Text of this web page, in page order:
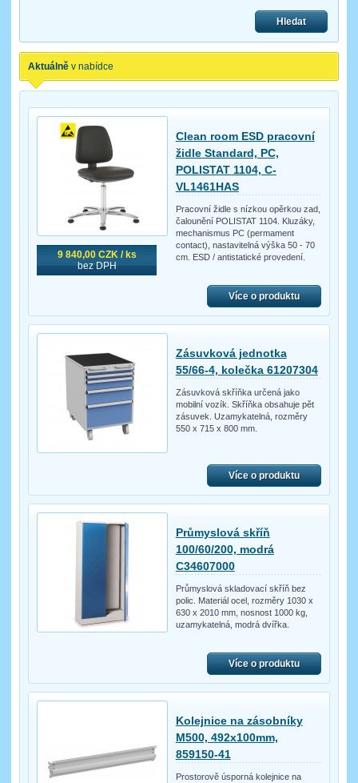
Hledat
Aktuálně v nabídce
9 840,00 CZK / ks
bez DPH
Clean room ESD pracovní
židle Standard, PC,
POLISTAT 1104, C-
VL1461HAS
Pracovní židle s nízkou opěrkou zad,
čalounění POLISTAT 1104. Kluzáky,
mechanismus PC (permament
contact), nastavitelná výška 50 - 70
cm. ESD / antistatické provedení.
Více o produktu
Zásuvková jednotka
55/66-4, kolečka 61207304
Zásuvková skříňka určená jako
mobilní vozík. Skříňka obsahuje pět
zásuvek. Uzamykatelná, rozměry
550 x 715 x 800 mm.
Více o produktu
Průmyslová skříň
100/60/200, modrá
C34607000
Průmyslová skladovací skříň bez
polic. Materiál ocel, rozměry 1030 x
630 x 2010 mm, nosnost 1000 kg,
uzamykatelná, modrá dvířka.
Více o produktu
Kolejnice na zásobníky
M500, 492x100mm,
859150-41
Prostorově úsporná kolejnice na